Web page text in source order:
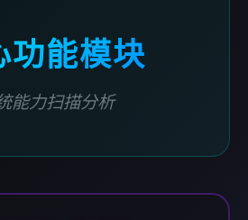
功能模块
能力扫描分析